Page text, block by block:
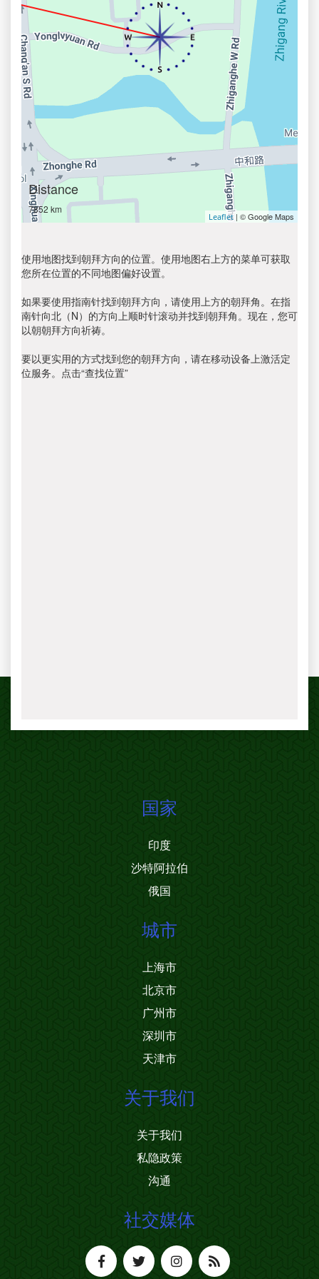
Distance
7852 km
Leaflet | © Google Maps
使用地图找到朝拜方向的位置。使用地图右上方的菜单可获取
您所在位置的不同地图偏好设置。
如果要使用指南针找到朝拜方向，请使用上方的朝拜角。在指
南针向北（N）的方向上顺时针滚动并找到朝拜角。现在，您可
以朝朝拜方向祈祷。
要以更实用的方式找到您的朝拜方向，请在移动设备上激活定
位服务。点击“查找位置”
国家
印度
沙特阿拉伯
俄国
城市
上海市
北京市
广州市
深圳市
天津市
关于我们
关于我们
私隐政策
沟通
社交媒体